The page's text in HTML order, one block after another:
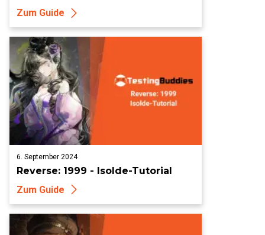
Zum Guide
6. September 2024
Reverse: 1999 - Isolde-Tutorial
Zum Guide